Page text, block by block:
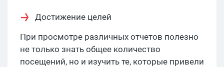
Достижение целей
При просмотре различных отчетов полезно
не только знать общее количество
посещений, но и изучить те, которые привели